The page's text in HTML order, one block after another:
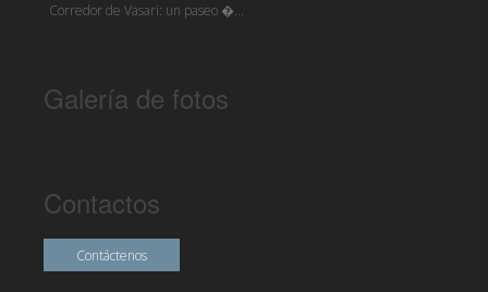
Corredor de Vasari: un paseo �...
Galería de fotos
Contactos
Contáctenos